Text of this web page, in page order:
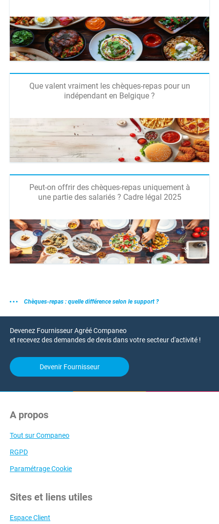
Que valent vraiment les chèques-repas pour un
indépendant en Belgique ?
Peut-on offrir des chèques-repas uniquement à
une partie des salariés ? Cadre légal 2025
Chèques-repas : quelle différence selon le support ?
Devenez Fournisseur Agréé Companeo
et recevez des demandes de devis dans votre secteur d'activité !
Devenir Fournisseur
A propos
Tout sur Companeo
RGPD
Paramétrage Cookie
Sites et liens utiles
Espace Client